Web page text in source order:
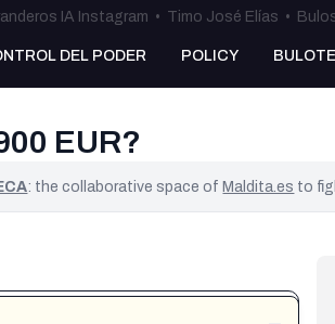
IA Instagram • Timo José Elías •
DEL PODER POLICY
EUR?
: the collaborative space ofMaldita.es to